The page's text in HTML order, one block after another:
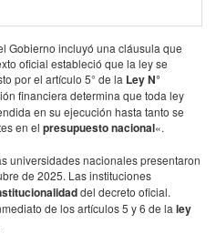
Gobierno incluyó una cláusula que
oficial estableció que la ley se
por el artículo 5° de la Ley N°
financiera determina que toda ley
en su ejecución hasta tanto se
en el presupuesto nacional«.
universidades nacionales presentaron
de 2025. Las instituciones
del decreto oficial.
de los artículos 5 y 6 de la ley